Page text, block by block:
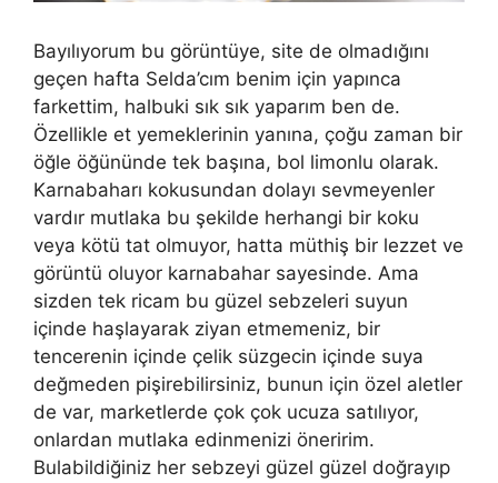
Bayılıyorum bu görüntüye, site de olmadığını
geçen hafta Selda’cım benim için yapınca
farkettim, halbuki sık sık yaparım ben de.
Özellikle et yemeklerinin yanına, çoğu zaman bir
öğle öğününde tek başına, bol limonlu olarak.
Karnabaharı kokusundan dolayı sevmeyenler
vardır mutlaka bu şekilde herhangi bir koku
veya kötü tat olmuyor, hatta müthiş bir lezzet ve
görüntü oluyor karnabahar sayesinde. Ama
sizden tek ricam bu güzel sebzeleri suyun
içinde haşlayarak ziyan etmemeniz, bir
tencerenin içinde çelik süzgecin içinde suya
değmeden pişirebilirsiniz, bunun için özel aletler
de var, marketlerde çok çok ucuza satılıyor,
onlardan mutlaka edinmenizi öneririm.
Bulabildiğiniz her sebzeyi güzel güzel doğrayıp